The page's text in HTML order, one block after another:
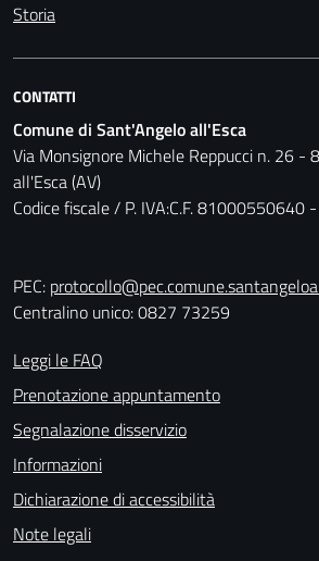
Storia
CONTATTI
Comune di Sant'Angelo all'Esca
Via Monsignore Michele Reppucci n. 26 -
all'Esca (AV)
Codice fiscale / P. IVA:C.F. 81000550640
PEC:
Centralino unico: 0827 73259
Leggi le FAQ
Prenotazione appuntamento
Segnalazione disservizio
Informazioni
Dichiarazione di accessibilità
Note legali